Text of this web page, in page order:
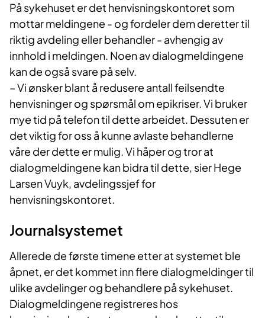
På sykehuset er det henvisningskontoret som
mottar meldingene - og fordeler dem deretter til
riktig avdeling eller behandler - avhengig av
innhold i meldingen. Noen av dialogmeldingene
kan de også svare på selv.
– Vi ønsker blant å redusere antall feilsendte
henvisninger og spørsmål om epikriser. Vi bruker
mye tid på telefon til dette arbeidet. Dessuten er
det viktig for oss å kunne avlaste behandlerne
våre der dette er mulig. Vi håper og tror at
dialogmeldingene kan bidra til dette, sier Hege
Larsen Vuyk, avdelingssjef for
henvisningskontoret.
Journalsystemet
Allerede de første timene etter at systemet ble
åpnet, er det kommet inn flere dialogmeldinger til
ulike avdelinger og behandlere på sykehuset.
Dialogmeldingene registreres hos